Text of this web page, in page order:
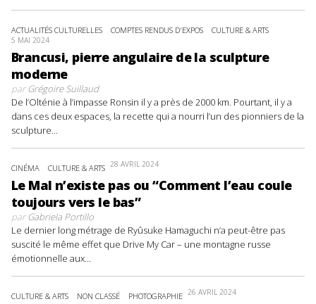
ACTUALITÉS CULTURELLES COMPTES RENDUS D'EXPOS CULTURE & ARTS
5 MAI 2024
Brancusi, pierre angulaire de la sculpture
moderne
parGrégoire Suillaud
De l’Olténie à l’impasse Ronsin il y a près de 2000 km. Pourtant, il y a
dans ces deux espaces, la recette qui a nourri l’un des pionniers de la
sculpture...
CINÉMA CULTURE & ARTS 28 AVRIL 2024
Le Mal n’existe pas ou “Comment l’eau coule
toujours vers le bas”
parGabriela Portillo
Le dernier long métrage de Ryûsuke Hamaguchi n’a peut-être pas
suscité le même effet que Drive My Car – une montagne russe
émotionnelle aux...
CULTURE & ARTS NON CLASSÉ PHOTOGRAPHIE 26 AVRIL 2024